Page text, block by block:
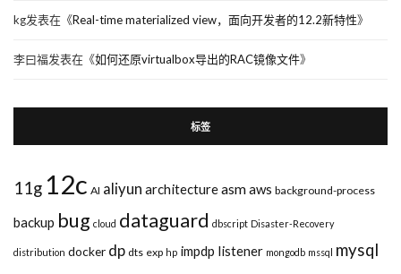
kg发表在《Real-time materialized view，面向开发者的12.2新特性》
李曰福发表在《如何还原virtualbox导出的RAC镜像文件》
标签
11g 12c AI aliyun architectureasmaws background-process
backup bug cloud dataguard dbscript Disaster-Recovery
distribution docker dp dts exp hp impdp listener mongodb mssql mysql